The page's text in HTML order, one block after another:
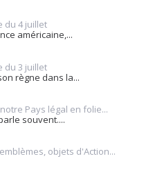
du 4 juillet
américaine,...
du 3 juillet
règne dans la...
Pays légal en folie...
souvent....
objets d'Action...